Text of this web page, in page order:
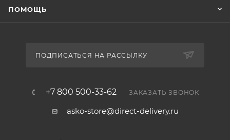
идеальным выбором для семейных обедов и
ПОМОЩЬ
ПОДПИСАТЬСЯ НА РАССЫЛКУ
+7 800 500-33-62 ЗАКАЗАТЬ ЗВОНОК
asko-store@direct-delivery.ru